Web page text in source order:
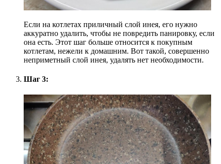
Если на котлетах приличный слой инея, его нужно
аккуратно удалить, чтобы не повредить панировку, если
она есть. Этот шаг больше относится к покупным
котлетам, нежели к домашним. Вот такой, совершенно
неприметный слой инея, удалять нет необходимости.
Шаг 3: